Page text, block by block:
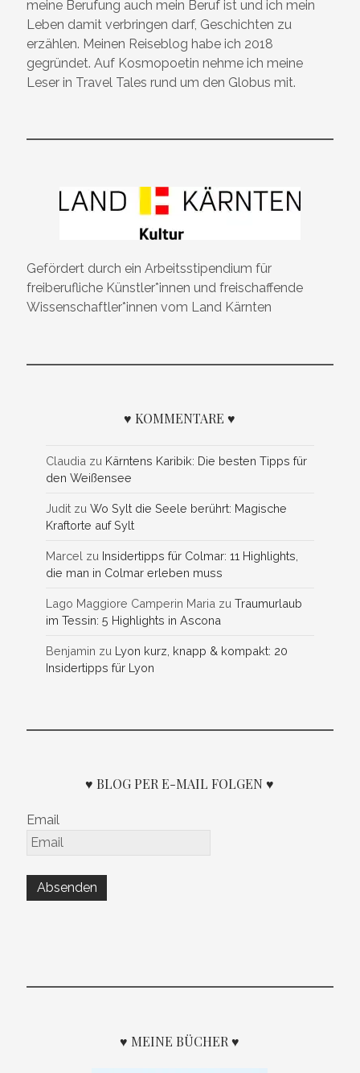
meine Berufung auch mein Beruf ist und ich mein
Leben damit verbringen darf, Geschichten zu
erzählen. Meinen Reiseblog habe ich 2018
gegründet. Auf Kosmopoetin nehme ich meine
Leser in Travel Tales rund um den Globus mit.
Gefördert durch ein Arbeitsstipendium für
freiberufliche Künstler*innen und freischaffende
Wissenschaftler*innen vom Land Kärnten
♥ KOMMENTARE ♥
Claudia zu Kärntens Karibik: Die besten Tipps für
den Weißensee
Judit zuWo Sylt die Seele berührt: Magische
Kraftorte auf Sylt
Marcel zu Insidertipps für Colmar: 11 Highlights,
die man in Colmar erleben muss
Lago Maggiore Camperin Maria zuTraumurlaub
im Tessin: 5 Highlights in Ascona
Benjamin zu Lyon kurz, knapp & kompakt: 20
Insidertipps für Lyon
♥ BLOG PER E-MAIL FOLGEN ♥
Email
♥ MEINE BÜCHER ♥